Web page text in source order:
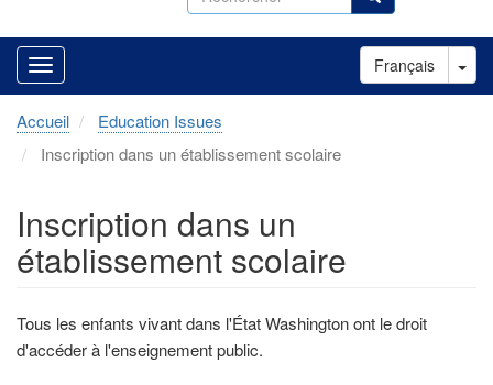
Français
Accueil
Education Issues
Inscription dans un établissement scolaire
Inscription dans un
établissement scolaire
Tous les enfants vivant dans l'État Washington ont le droit
d'accéder à l'enseignement public.